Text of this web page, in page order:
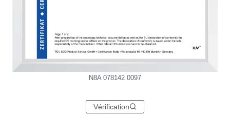
N8A 078142 0097
Vérification